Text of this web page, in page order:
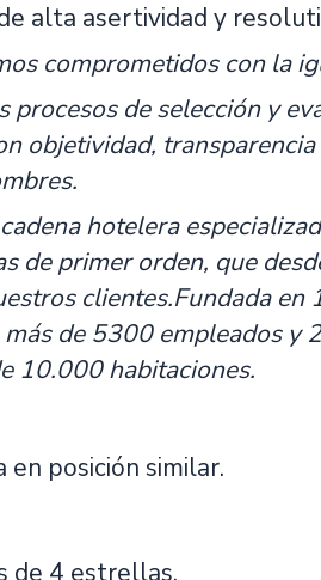
alta asertividad y
comprometidos con la
procesos de selección y
objetividad,
hotelera
de primer orden, que
clientes.Fundada
de 5300 empleados y
10.000 habitaciones.
en posición similar.
de 4 estrellas.